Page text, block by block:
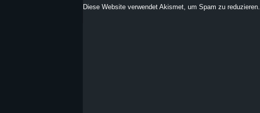
Diese Website verwendet Akismet, um Spam zu reduzieren.